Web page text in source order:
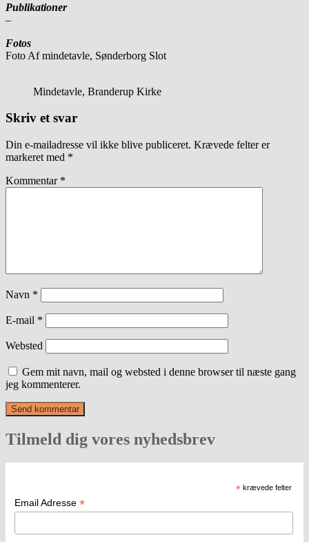
Publikationer
–
Fotos
Foto Af mindetavle, Sønderborg Slot
Mindetavle, Branderup Kirke
Skriv et svar
Din e-mailadresse vil ikke blive publiceret. Krævede felter er
markeret med *
Kommentar *
Navn *
E-mail *
Websted
Gem mit navn, mail og websted i denne browser til næste gang
jeg kommenterer.
Tilmeld dig vores nyhedsbrev
* krævede felter
Email Adresse *